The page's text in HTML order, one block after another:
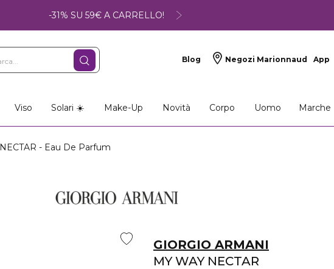
-31% SU 59€ A CARRELLO!
Blog Negozi Marionnaud App
Viso Solari ☀️ Make-Up Novità Corpo Uomo Marche
- Eau De Parfum
GIORGIO ARMANI
MY WAY NECTAR